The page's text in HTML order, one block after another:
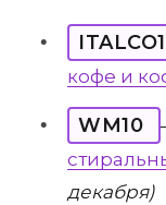
кофе и
WM10
декабря)